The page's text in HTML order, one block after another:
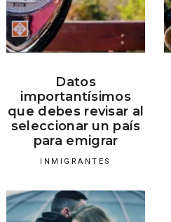
Datos
importantísimos
que debes revisar al
seleccionar un país
para emigrar
INMIGRANTES